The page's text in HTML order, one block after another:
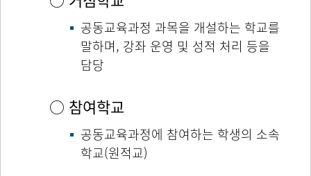
공동교육과정 과목을 개설하는 학교를
말하며, 강좌 운영 및 성적 처리 등을
담당
○ 참여학교
공동교육과정에 참여하는 학생의 소속
학교(원적교)